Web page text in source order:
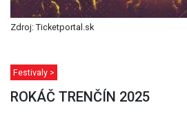
Zdroj: Ticketportal.sk
Festivaly >
ROKÁČ TRENČÍN 2025